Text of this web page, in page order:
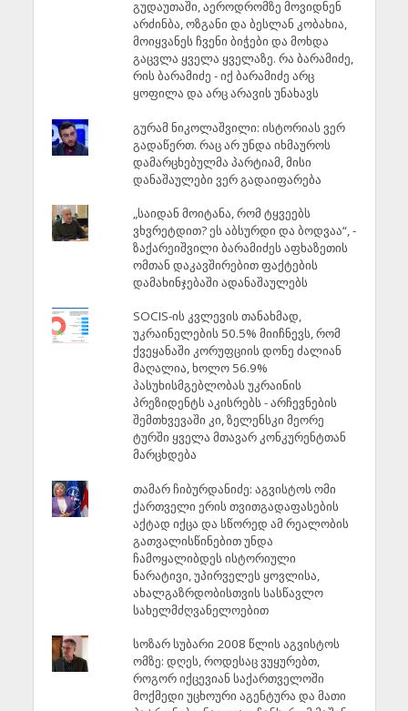
გუდაუთაში, აეროდრომზე მოვიდნენ
არძინბა, ოზგანი და ბესლან კობახია,
მოიყვანეს ჩვენი ბიჭები და მოხდა
გაცვლა ყველა ყველაზე. რა ბარამიძე,
რის ბარამიძე - იქ ბარამიძე არც
ყოფილა და არც არავის უნახავს
გურამ ნიკოლაშვილი: ისტორიას ვერ
გადაწერთ. რაც არ უნდა იხმაუროს
დამარცხებულმა პარტიამ, მისი
დანაშაულები ვერ გადაიფარება
„საიდან მოიტანა, რომ ტყვეებს
ვხვრეტდით? ეს აბსურდი და ბოდვაა“, -
ზაქარეიშვილი ბარამიძეს აფხაზეთის
ომთან დაკავშირებით ფაქტების
დამახინჯებაში ადანაშაულებს
SOCIS-ის კვლევის თანახმად,
უკრაინელების 50.5% მიიჩნევს, რომ
ქვეყანაში კორუფციის დონე ძალიან
მაღალია, ხოლო 56.9%
პასუხისმგებლობას უკრაინის
პრეზიდენტს აკისრებს - არჩევნების
შემთხვევაში კი, ზელენსკი მეორე
ტურში ყველა მთავარ კონკურენტთან
მარცხდება
თამარ ჩიბურდანიძე: აგვისტოს ომი
ქართველი ერის თვითგადაფასების
აქტად იქცა და სწორედ ამ რეალობის
გათვალისწინებით უნდა
ჩამოყალიბდეს ისტორიული
ნარატივი, უპირველეს ყოვლისა,
ახალგაზრდობისთვის სასწავლო
სახელმძღვანელოებით
სოზარ სუბარი 2008 წლის აგვისტოს
ომზე: დღეს, როდესაც ვუყურებთ,
როგორ იქცევიან საქართველოში
მოქმედი უცხოური აგენტურა და მათი